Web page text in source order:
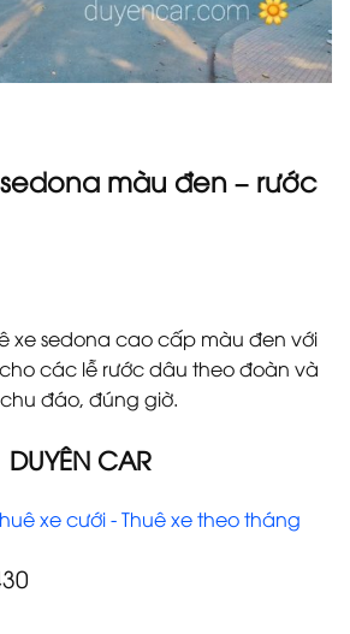
màu đen – rước
xe sedona cao cấp màu đen với
các lễ rước dâu theo đoàn và
đáo, đúng giờ.
DUYÊN CAR
xe cưới - Thuê xe theo tháng